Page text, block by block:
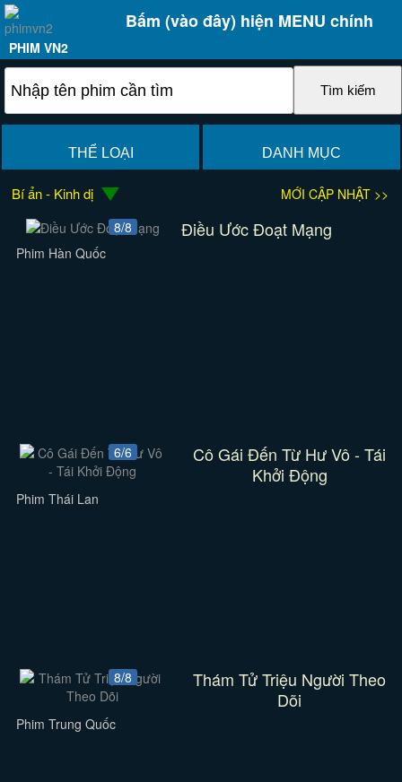
Bấm (vào đây) hiện MENU chính
PHIM VN2
THỂ LOẠI DANH MỤC
Bí ẩn - Kinh dị
MỚI CẬP NHẬT >>
8/8
Điều Ước Đoạt Mạng
Phim Hàn Quốc
6/6
Cô Gái Đến Từ Hư Vô - Tái
Khởi Động
Phim Thái Lan
8/8
Thám Tử Triệu Người Theo
Dõi
Phim Trung Quốc